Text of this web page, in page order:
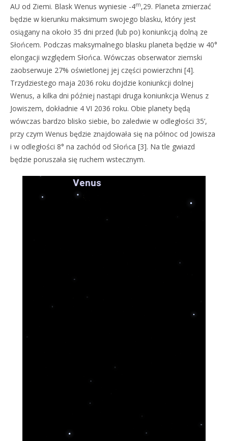
AU od Ziemi. Blask Wenus wyniesie -4m,29. Planeta zmierzać
będzie w kierunku maksimum swojego blasku, który jest
osiągany na około 35 dni przed (lub po) koniunkcją dolną ze
Słońcem. Podczas maksymalnego blasku planeta będzie w 40°
elongacji względem Słońca. Wówczas obserwator ziemski
zaobserwuje 27% oświetlonej jej części powierzchni [4].
Trzydziestego maja 2036 roku dojdzie koniunkcji dolnej
Wenus, a kilka dni później nastąpi druga koniunkcja Wenus z
Jowiszem, dokładnie 4 VI 2036 roku. Obie planety będą
wówczas bardzo blisko siebie, bo zaledwie w odległości 35’,
przy czym Wenus będzie znajdowała się na północ od Jowisza
i w odległości 8° na zachód od Słońca [3]. Na tle gwiazd
będzie poruszała się ruchem wstecznym.